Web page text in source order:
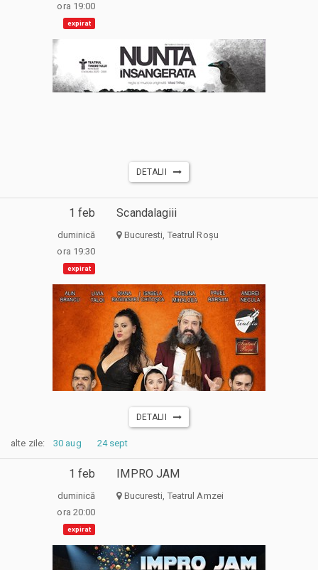
ora 19:00
expirat
DETALII
1 feb
duminică
ora 19:30
expirat
Scandalagiii
Bucuresti, Teatrul Roșu
DETALII
alte zile: 30 aug 24 sept
1 feb
duminică
ora 20:00
expirat
IMPRO JAM
Bucuresti, Teatrul Amzei